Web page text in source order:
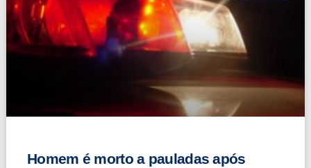
Homem é morto a pauladas após